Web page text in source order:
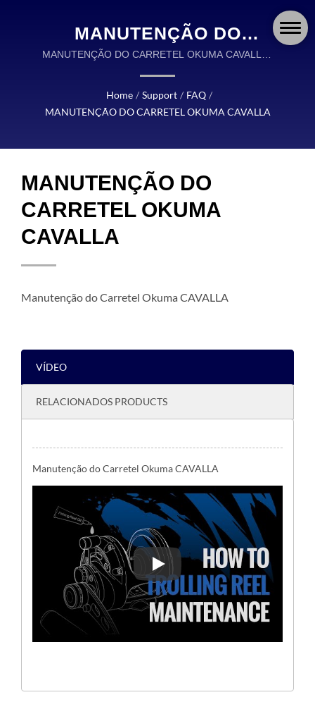
MANUTENÇÃO DO
CARRETEL OKUMA
CAVALLA | OKUMA
FISHING: CARRETILHAS,
PRECISÃO PARA CADA
AVENTURA
MANUTENÇÃO DO CARRETEL OKUMA CAVALLA |
Home / Support / FAQ /
MANUTENÇÃO DO CARRETEL OKUMA CAVALLA
MANUTENÇÃO DO
CARRETEL OKUMA
CAVALLA
Manutenção do Carretel Okuma CAVALLA
VÍDEO
RELACIONADOS PRODUCTS
Manutenção do Carretel Okuma CAVALLA
Manutenção do Carretel